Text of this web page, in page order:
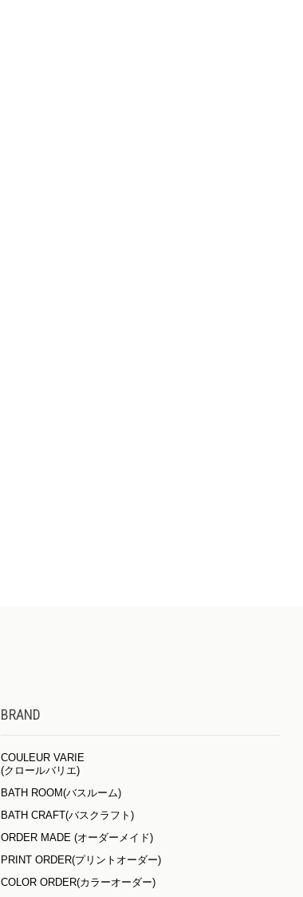
BRAND
COULEUR VARIE
(クロールバリエ)
BATH ROOM(バスルーム)
BATH CRAFT(バスクラフト)
ORDER MADE (オーダーメイド)
PRINT ORDER(プリントオーダー)
COLOR ORDER(カラーオーダー)